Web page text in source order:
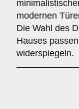
modernen
Die Wahl des
Hauses
widerspiegeln.